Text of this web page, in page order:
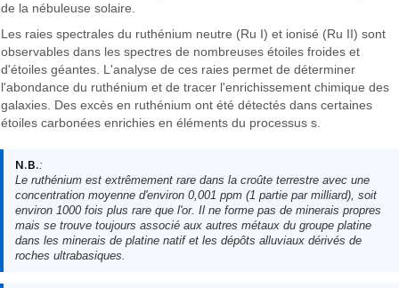
de la nébuleuse solaire.
Les raies spectrales du ruthénium neutre (Ru I) et ionisé (Ru II) sont
observables dans les spectres de nombreuses étoiles froides et
d'étoiles géantes. L'analyse de ces raies permet de déterminer
l'abondance du ruthénium et de tracer l'enrichissement chimique des
galaxies. Des excès en ruthénium ont été détectés dans certaines
étoiles carbonées enrichies en éléments du processus s.
N.B.:
Le ruthénium est extrêmement rare dans la croûte terrestre avec une
concentration moyenne d'environ 0,001 ppm (1 partie par milliard), soit
environ 1000 fois plus rare que l'or. Il ne forme pas de minerais propres
mais se trouve toujours associé aux autres métaux du groupe platine
dans les minerais de platine natif et les dépôts alluviaux dérivés de
roches ultrabasiques.